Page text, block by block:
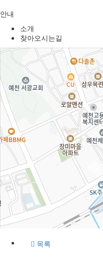
안내
소개
찾아오시는길
목록